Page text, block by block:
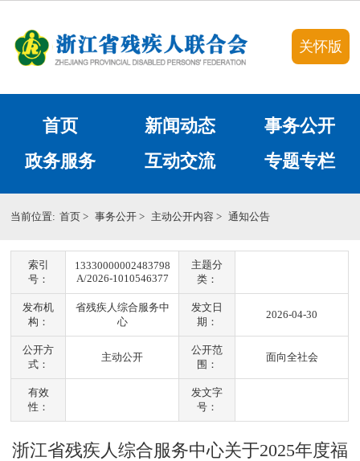
关怀版
首页 新闻动态
事务公开
政务服务
互动交流 专题专栏
当前位置: 首页 > 事务公开> 主动公开内容> 通知公告
索引
号：
13330000002483798
A/2026-1010546377
主题分
类：
发布机
构：
省残疾人综合服务中
心
发文日
期：
2026-04-30
公开方
式：
主动公开
公开范
围：
面向全社会
有效
性：
发文字
号：
浙江省残疾人综合服务中心关于2025年度福